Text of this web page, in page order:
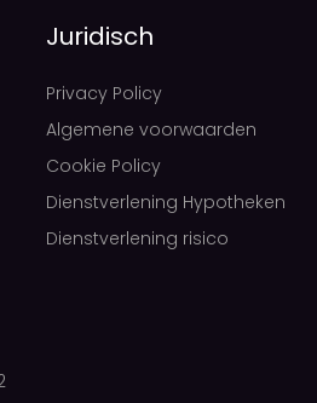
Juridisch
Privacy Policy
Algemene voorwaarden
Cookie Policy
Dienstverlening Hypotheken
Dienstverlening risico